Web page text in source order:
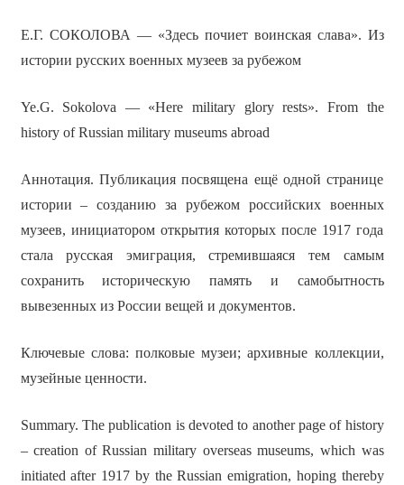
Е.Г. СОКОЛОВА — «Здесь почиет воинская слава». Из
истории русских военных музеев за рубежом
Ye.G. Sokolova — «Here military glory rests». From the
history of Russian military museums abroad
Аннотация. Публикация посвящена ещё одной странице
истории – созданию за рубежом российских военных
музеев, инициатором открытия которых после 1917 года
стала русская эмиграция, стремившаяся тем самым
сохранить историческую память и самобытность
вывезенных из России вещей и документов.
Ключевые слова: полковые музеи; архивные коллекции,
музейные ценности.
Summary. The publication is devoted to another page of history
– creation of Russian military overseas museums, which was
initiated after 1917 by the Russian emigration, hoping thereby